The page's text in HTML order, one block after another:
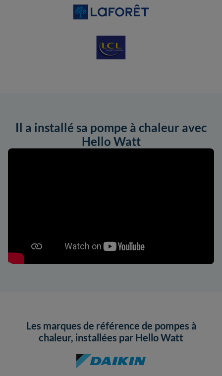
Il a installé sa pompe à chaleur avec
Hello Watt
Les marques de référence de pompes à
chaleur, installées par Hello Watt